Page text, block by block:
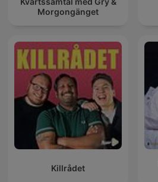
Morgongänget
Killrådet